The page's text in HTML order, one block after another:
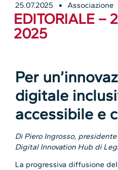
25.07.2025 Associazione
EDITORIALE –
2025
Per
digitale
accessibile e
Di Piero Ingrosso, presidente
Digital Innovation Hub di
La progressiva diffusione